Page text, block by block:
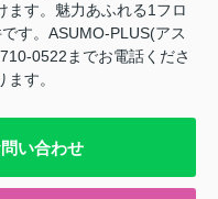
ます。魅力あふれる1フロ
す。ASUMO-PLUS(アス
0522までお電話くださ
す。
い合わせ